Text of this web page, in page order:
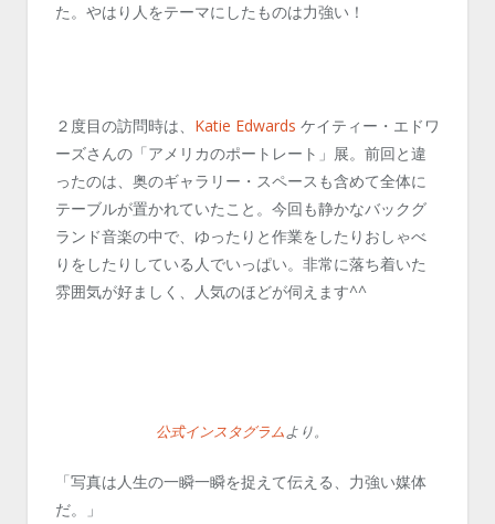
た。やはり人をテーマにしたものは力強い！
２度目の訪問時は、 Katie Edwards ケイティー・エドワ
ーズさんの「アメリカのポートレート」展。前回と違
ったのは、奥のギャラリー・スペースも含めて全体に
テーブルが置かれていたこと。今回も静かなバックグ
ランド音楽の中で、ゆったりと作業をしたりおしゃべ
りをしたりしている人でいっぱい。非常に落ち着いた
雰囲気が好ましく、人気のほどが伺えます^^
公式インスタグラムより。
「写真は人生の一瞬一瞬を捉えて伝える、力強い媒体
だ。」